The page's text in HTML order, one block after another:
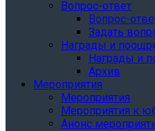
Вопрос-ответ
Вопрос-
Задать
Награды и
Награды и
Архив
Мероприятия
Мероприятия
Мероприятия к
Анонс